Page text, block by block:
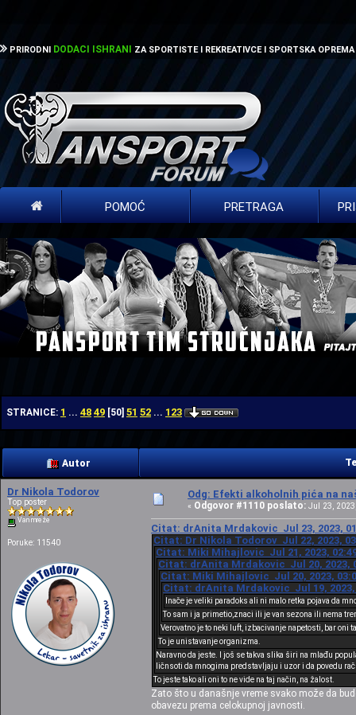
PRIRODNI DODACI ISHRANI ZA SPORTISTE I REKREATIVCE I SPORTSKA OPREMA
POMOĆ PRETRAGA
STRANICE: 1 ... 48 49 [50] 51 52 ... 123
Autor
Dr Nikola Todorov
Top poster
Van mreže
Poruke: 11540
Odg: Efekti alkoholnih pića na
« Odgovor #1110 poslato: Jul 23,
Citat: drAnita Mrdakovic Jul 23, 2023,
Citat: Dr Nikola Todorov Jul 22, 2023,
Citat: Miki Mihajlovic Jul 21, 2023,
Citat: drAnita Mrdakovic Jul 20, 2023,
Citat: Miki Mihajlovic Jul 20, 2023,
Citat: drAnita Mrdakovic Jul 19, 2023,
Inače je veliki paradoks ali ni malo retka pojava da
To sam i ja primetio,znaci ili je van sezona ili nema
Verovatno je to neki luft, izbacivanje napetosti, bar oni
To je unistavanje organizma.
Naravno da jeste. I još se takva slika širi na mlađu
ličnsoti da mnogima predstavljaju i uzor i da povedu
To jeste tako ali oni to ne vide na taj način, na žalost.
Zato što u današnje vreme svako može da
obavezu prema celokupnoj javnosti.